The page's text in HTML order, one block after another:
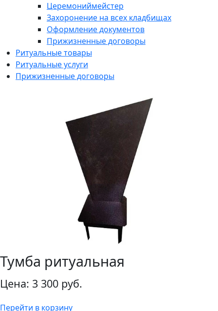
Тумба ритуальная
Цена: 3 300 руб.
Перейти в корзину
Церемониймейстер
Захоронение на всех кладбищах
Оформление документов
Прижизненные договоры
Ритуальные товары
Ритуальные услуги
Прижизненные договоры